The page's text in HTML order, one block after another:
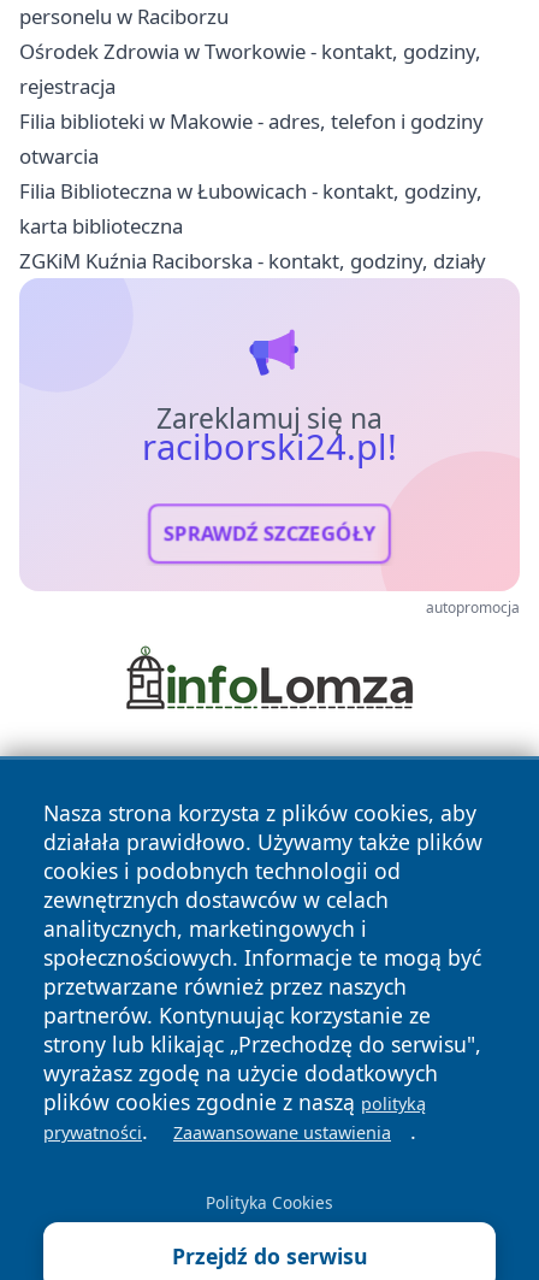
personelu w Raciborzu
Ośrodek Zdrowia w Tworkowie - kontakt, godziny,
rejestracja
Filia biblioteki w Makowie - adres, telefon i godziny
otwarcia
Filia Biblioteczna w Łubowicach - kontakt, godziny,
karta biblioteczna
ZGKiM Kuźnia Raciborska - kontakt, godziny, działy
Zareklamuj się na
raciborski24.pl!
SPRAWDŹ SZCZEGÓŁY
autopromocja
Nasza strona korzysta z plików cookies, aby
działała prawidłowo. Używamy także plików
cookies i podobnych technologii od
zewnętrznych dostawców w celach
analitycznych, marketingowych i
społecznościowych. Informacje te mogą być
przetwarzane również przez naszych
partnerów. Kontynuując korzystanie ze
strony lub klikając „Przechodzę do serwisu",
wyrażasz zgodę na użycie dodatkowych
plików cookies zgodnie z naszą polityką
prywatności. Zaawansowane ustawienia .
Polityka Cookies
Przejdź do serwisu
Copyright © 2026 raciborski24.pl Wszystkie prawa
zastrzeżone.
News Autorzy
Polityka
Prywatności
Polityka
Cookies